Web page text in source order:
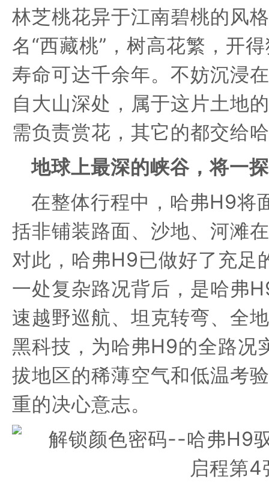
林芝桃花异于江南碧桃的风
名“西藏桃” ， 树高花繁，开
寿命可达千余年。 不妨沉浸
自大山深处，属于这片土地
需负责赏花，其它的都交给哈
地球上最深的峡谷，将一
在整体行程中，哈弗H9将
括非铺装路面、沙地、河滩
对此， 哈弗H9已做好了充足
一处复杂路况背后，是哈弗
速越野巡航、坦克转弯、全
黑科技 ，为哈弗H9的全路况
拔地区的稀薄空气和低温考
重的决心意志。